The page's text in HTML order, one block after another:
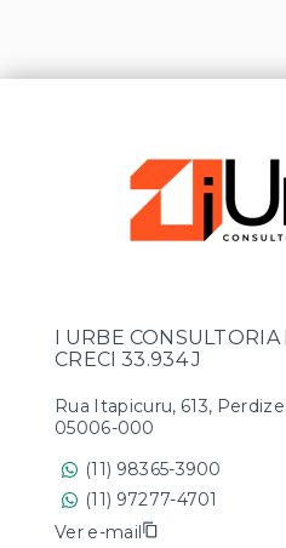
I URBE CONSULTORIA
CRECI 33.934 J
Rua Itapicuru, 613,
05006-000
(11) 98365-3900
(11) 97277-4701
Ver e-mail